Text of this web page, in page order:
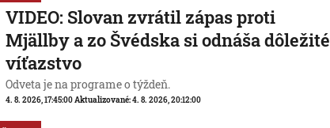
VIDEO: Slovan zvrátil zápas proti
Mjällby a zo Švédska si odnáša dôležité
víťazstvo
Odveta je na programe o týždeň.
4. 8. 2026, 17:45:00Aktualizované:4. 8. 2026, 20:12:00